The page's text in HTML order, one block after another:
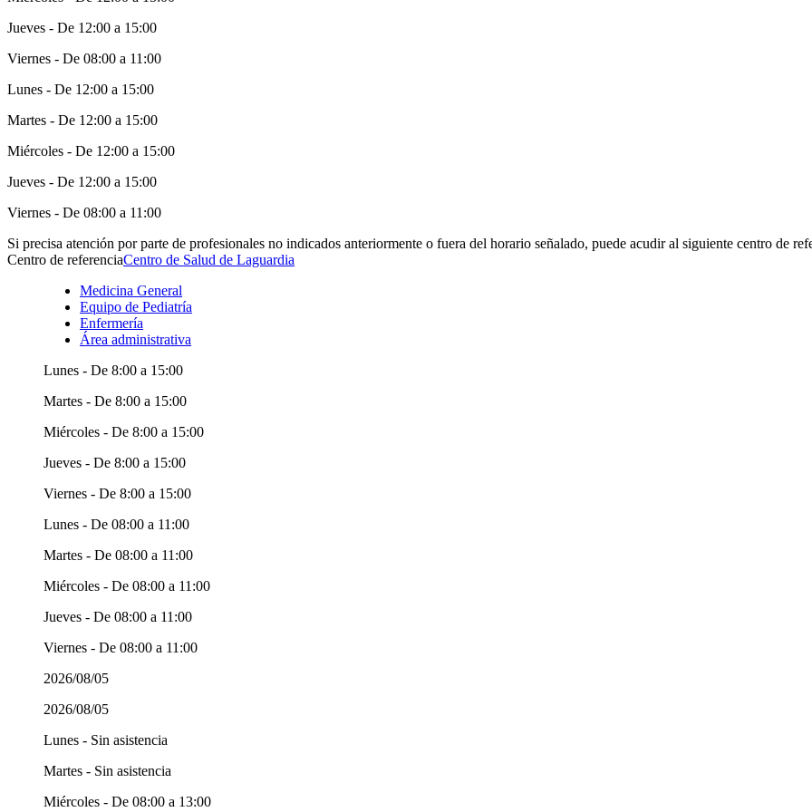
Jueves - De 12:00 a 15:00
Viernes - De 08:00 a 11:00
Lunes - De 12:00 a 15:00
Martes - De 12:00 a 15:00
Miércoles - De 12:00 a 15:00
Jueves - De 12:00 a 15:00
Viernes - De 08:00 a 11:00
Si precisa atención por parte de profesionales no indicados anteriormente o fuera del horario señalado, puede acudir al siguiente centro de
Centro de referenciaCentro de Salud de Laguardia
Medicina General
Equipo de Pediatría
Enfermería
Área administrativa
Lunes - De 8:00 a 15:00
Martes - De 8:00 a 15:00
Miércoles - De 8:00 a 15:00
Jueves - De 8:00 a 15:00
Viernes - De 8:00 a 15:00
Lunes - De 08:00 a 11:00
Martes - De 08:00 a 11:00
Miércoles - De 08:00 a 11:00
Jueves - De 08:00 a 11:00
Viernes - De 08:00 a 11:00
2026/08/05
2026/08/05
Lunes - Sin asistencia
Martes - Sin asistencia
Miércoles - De 08:00 a 13:00